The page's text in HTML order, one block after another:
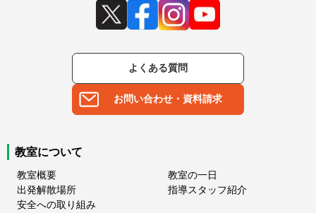
よくある質問
お問い合わせ・資料請求
教室について
教室概要
教室の一日
出発解散場所
指導スタッフ紹介
安全への取り組み